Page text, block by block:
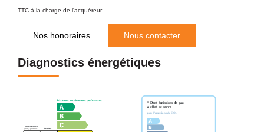
TTC à la charge de l'acquéreur
Nos honoraires Nous contacter
Diagnostics énergétiques